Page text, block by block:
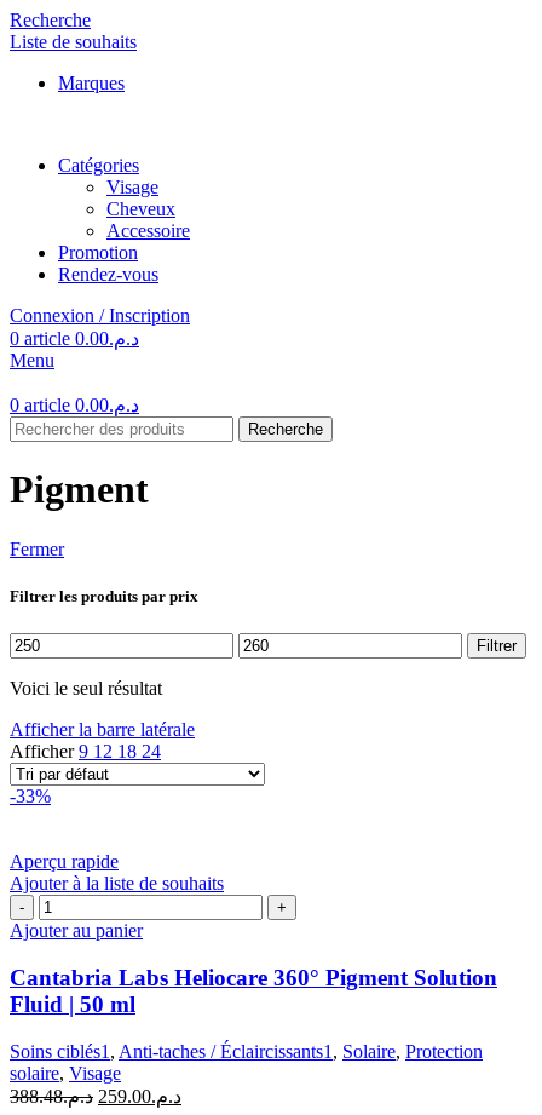
Recherche
Liste de souhaits
Marques
Catégories
Visage
Cheveux
Accessoire
Promotion
Rendez-vous
Connexion / Inscription
0 article د.م.0.00
Menu
0 article د.م.0.00
Recherche
Pigment
Fermer
Filtrer les produits par prix
Prix
min
Prix
max
Filtrer
Voici le seul résultat
Afficher la barre latérale
Afficher9 12 18 24
-33%
Aperçu rapide
Ajouter à la liste de souhaits
quantité
de
Cantabria
Labs
Heliocare
360°
Solution
Fluid
|
Ajouter au panier
Cantabria Labs Heliocare 360° Pigment Solution
Fluid | 50 ml
Soins ciblés1 , Anti-taches / Éclaircissants1 , Solaire, Protection
solaire, Visage
د.م.388.48
Le
د.م.259.00
Le